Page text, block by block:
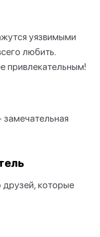
уязвимыми
любить.
привлекательным!
друзей, которые